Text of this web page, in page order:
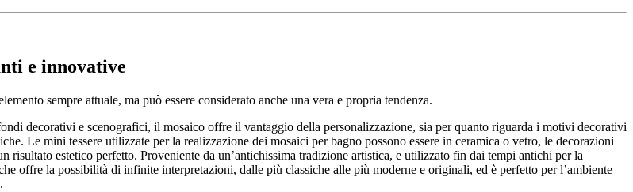
e innovative
sempre attuale, ma può essere considerato anche una vera e propria tendenza.
decorativi e scenografici, il mosaico offre il vantaggio della personalizzazione, sia per quanto riguarda i motivi decorativi
Le mini tessere utilizzate per la realizzazione dei mosaici per bagno possono essere in ceramica o vetro, le decorazioni
risultato estetico perfetto. Proveniente da un’antichissima tradizione artistica, e utilizzato fin dai tempi antichi per la
offre la possibilità di infinite interpretazioni, dalle più classiche alle più moderne e originali, ed è perfetto per l’ambiente